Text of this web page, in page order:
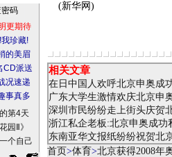
更期待
珍藏!
的美眉
CD派送
况速递
事真多
第4天
园Ⅱ》
个自己
(新华网)
相关文章
在日中国人欢呼北京申奥成
广东大学生激情欢庆北京申
深圳市民纷纷走上街头庆贺
浙江私企老板:北京申奥成功
东南亚华文报纸纷纷祝贺北
首页>体育>北京获得2008年